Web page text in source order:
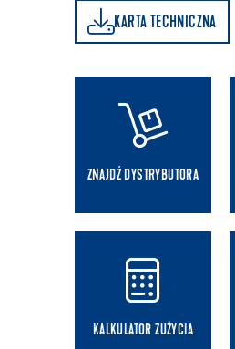
KARTA TECHNICZNA
ZNAJDŹ DYSTRYBUTORA
KALKULATOR ZUŻYCIA